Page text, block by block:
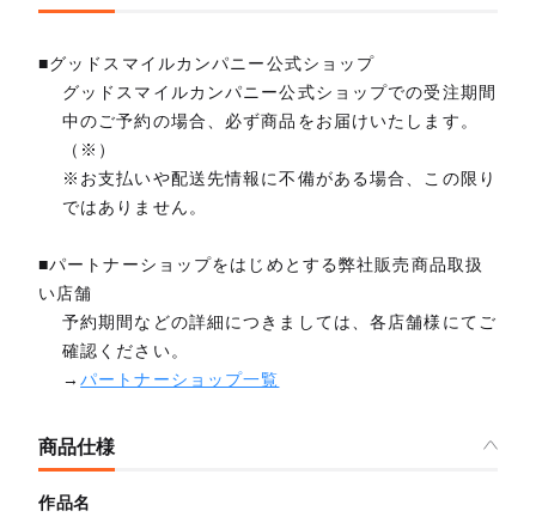
■グッドスマイルカンパニー公式ショップ
グッドスマイルカンパニー公式ショップでの受注期間
中のご予約の場合、必ず商品をお届けいたします。
（※）
※お支払いや配送先情報に不備がある場合、この限り
ではありません。
■パートナーショップをはじめとする弊社販売商品取扱
い店舗
予約期間などの詳細につきましては、各店舗様にてご
確認ください。
→パートナーショップ一覧
商品仕様
作品名